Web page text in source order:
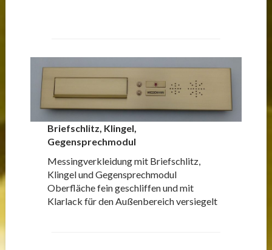
Briefschlitz, Klingel,
Gegensprechmodul
Messingverkleidung mit Briefschlitz,
Klingel und Gegensprechmodul
Oberfläche fein geschliffen und mit
Klarlack für den Außenbereich versiegelt